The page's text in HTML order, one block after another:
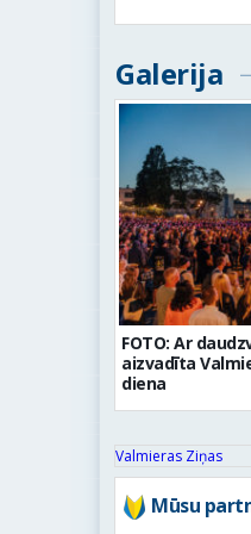
Galerija
FOTO: Ar
aizvadīta
diena
Valmieras Ziņas
Mūsu